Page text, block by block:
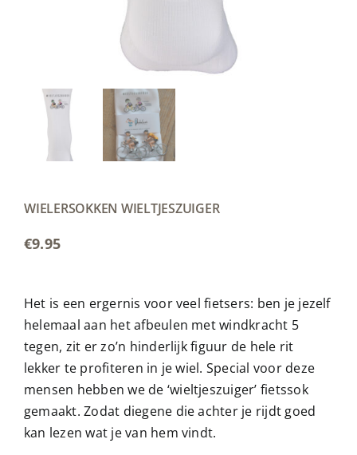
WIELERSOKKEN WIELTJESZUIGER
€9.95
Het is een ergernis voor veel fietsers: ben je jezelf
helemaal aan het afbeulen met windkracht 5
tegen, zit er zo’n hinderlijk figuur de hele rit
lekker te profiteren in je wiel. Special voor deze
mensen hebben we de ‘wieltjeszuiger’ fietssok
gemaakt. Zodat diegene die achter je rijdt goed
kan lezen wat je van hem vindt.